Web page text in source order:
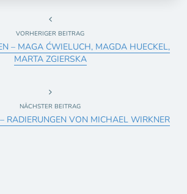
VORHERIGER BEITRAG
– MAGA ĆWIELUCH, MAGDA HUECKEL,
MARTA ZGIERSKA
NÄCHSTER BEITRAG
RADIERUNGEN VON MICHAEL WIRKNER